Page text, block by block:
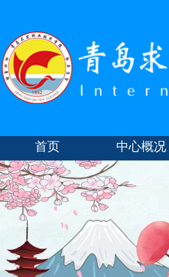
首页 中心概况